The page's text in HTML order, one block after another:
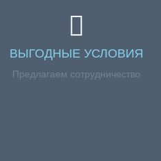
ВЫГОДНЫЕ УСЛОВИЯ
Предлагаем сотрудничество